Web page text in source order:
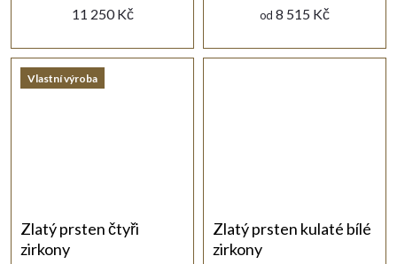
11 250 Kč od 8 515 Kč
Vlastní výroba
Zlatý prsten čtyři
zirkony
Zlatý prsten kulaté bílé
zirkony